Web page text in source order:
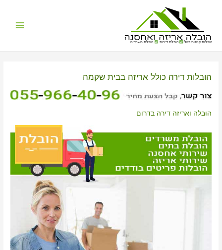
הובלות קטנות בזול הובלת דירות הובלת משרדים
הובלות דירה כולל אריזה בבית שקמה
הובלה ואריזה דירה בדרום